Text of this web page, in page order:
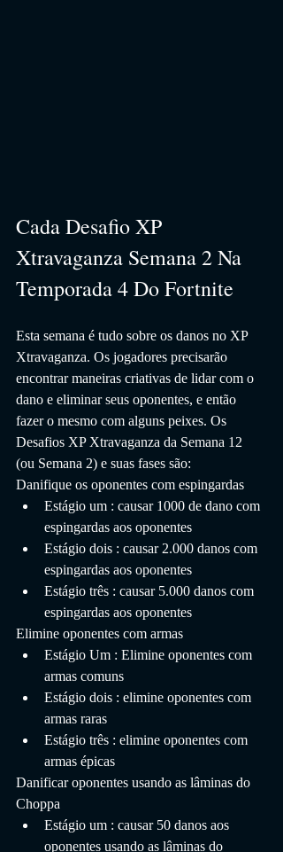
Cada Desafio XP
Xtravaganza Semana 2 Na
Temporada 4 Do Fortnite
Esta semana é tudo sobre os danos no XP
Xtravaganza. Os jogadores precisarão
encontrar maneiras criativas de lidar com o
dano e eliminar seus oponentes, e então
fazer o mesmo com alguns peixes. Os
Desafios XP Xtravaganza da Semana 12
(ou Semana 2) e suas fases são:
Danifique os oponentes com espingardas
Estágio um : causar 1000 de dano com
espingardas aos oponentes
Estágio dois : causar 2.000 danos com
espingardas aos oponentes
Estágio três : causar 5.000 danos com
espingardas aos oponentes
Elimine oponentes com armas
Estágio Um : Elimine oponentes com
armas comuns
Estágio dois : elimine oponentes com
armas raras
Estágio três : elimine oponentes com
armas épicas
Danificar oponentes usando as lâminas do
Choppa
Estágio um : causar 50 danos aos
oponentes usando as lâminas do